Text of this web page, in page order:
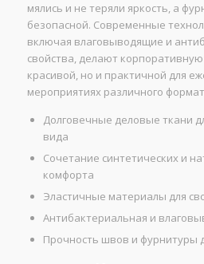
мялись и не теряли яркость, а
безопасной. Современные
включая влаговыводящие и
свойства, делают
красивой, но и практичной для
мероприятиях различного
Долговечные деловые ткани
вида
Сочетание синтетических и
комфорта
Эластичные материалы для
Антибактериальная и
Прочность швов и фурнитуры